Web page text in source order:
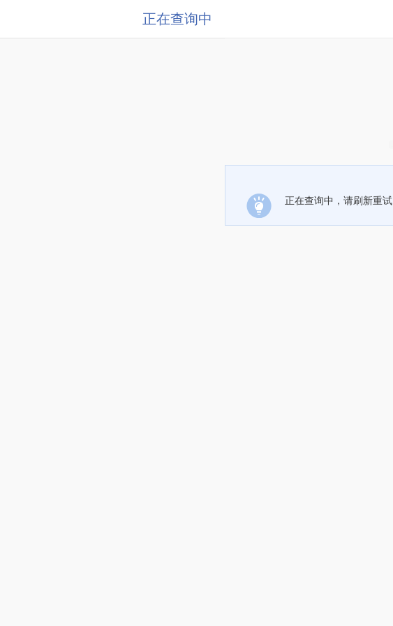
正在查询中
正在查询中，请刷新重试